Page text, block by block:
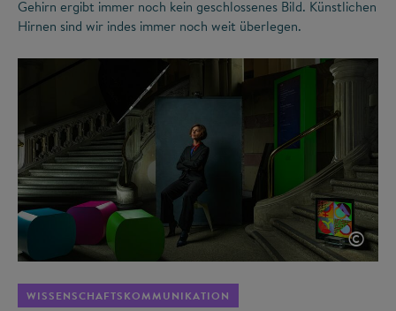
Gehirn ergibt immer noch kein geschlossenes Bild. Künstlichen
Hirnen sind wir indes immer noch weit überlegen.
©
WISSENSCHAFTSKOMMUNIKATION